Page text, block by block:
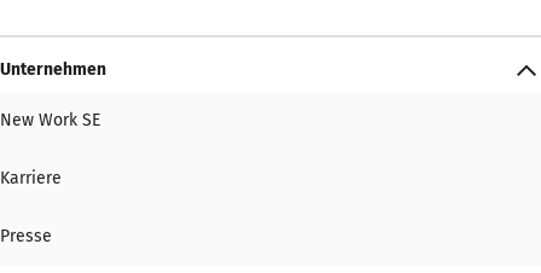
Unternehmen
New Work SE
Karriere
Presse